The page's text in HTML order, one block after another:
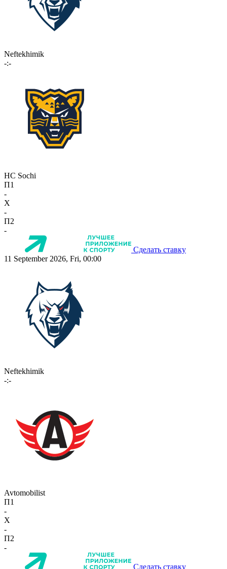
Neftekhimik
-:-
HC Sochi
П1
-
X
-
П2
-
Сделать ставку
11 September 2026, Fri, 00:00
Neftekhimik
-:-
Avtomobilist
П1
-
X
-
П2
-
Сделать ставку